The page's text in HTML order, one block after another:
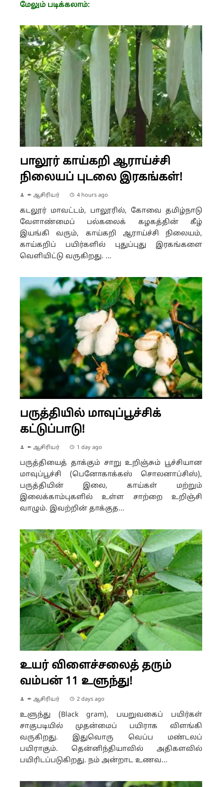
மேலும் படிக்கலாம்:
பாலூர் காய்கறி ஆராய்ச்சி
நிலையப் புடலை இரகங்கள்!
✒ ஆசிரியர் 4 hours ago
கடலூர் மாவட்டம், பாலூரில், கோவை தமிழ்நாடு
வேளாண்மைப் பல்கலைக் கழகத்தின் கீழ்
இயங்கி வரும், காய்கறி ஆராய்ச்சி நிலையம்,
காய்கறிப் பயிர்களில் புதுப்புது இரகங்களை
வெளியிட்டு வருகிறது. ...
பருத்தியில் மாவுப்பூச்சிக்
கட்டுப்பாடு!
✒ ஆசிரியர் 1 day ago
பருத்தியைத் தாக்கும் சாறு உறிஞ்சும் பூச்சியான
மாவுப்பூச்சி (பெனோகாக்கஸ் சொலனாப்சிஸ்),
பருத்தியின் இலை, காய்கள் மற்றும்
இலைக்காம்புகளில் உள்ள சாற்றை உறிஞ்சி
வாழும். இவற்றின் தாக்குத...
உயர் விளைச்சலைத் தரும்
வம்பன் 11 உளுந்து!
✒ ஆசிரியர் 2 days ago
உளுந்து (Black gram), பயறுவகைப் பயிர்கள்
சாகுபடியில் முதன்மைப் பயிராக விளங்கி
வருகிறது. இதுவொரு வெப்ப மண்டலப்
பயிராகும். தென்னிந்தியாவில் அதிகளவில்
பயிரிடப்படுகிறது. நம் அன்றாட உணவ...